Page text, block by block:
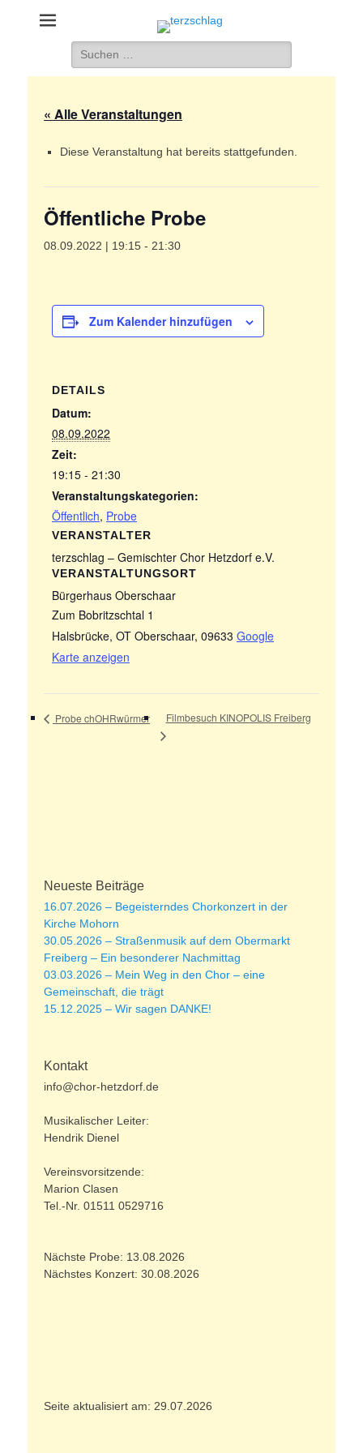
terzschlag
Gemischter Chor Hetzdorf e. V.
Suche
nach:
« Alle Veranstaltungen
Diese Veranstaltung hat bereits stattgefunden.
Öffentliche Probe
08.09.2022 | 19:15 - 21:30
Zum Kalender hinzufügen
DETAILS
Datum:
08.09.2022
Zeit:
19:15 - 21:30
Veranstaltungskategorien:
Öffentlich, Probe
VERANSTALTUNGSORT
Bürgerhaus Oberschaar
Zum Bobritzschtal 1
Halsbrücke, OT Oberschaar, 09633 Google
Karte anzeigen
VERANSTALTER
terzschlag – Gemischter Chor Hetzdorf e.V.
Probe chOHRwürmer Filmbesuch KINOPOLIS Freiberg
Neueste Beiträge
16.07.2026 – Begeisterndes Chorkonzert in der
Kirche Mohorn
30.05.2026 – Straßenmusik auf dem Obermarkt
Freiberg – Ein besonderer Nachmittag
03.03.2026 – Mein Weg in den Chor – eine
Gemeinschaft, die trägt
15.12.2025 – Wir sagen DANKE!
Kontakt
info@chor-hetzdorf.de
Musikalischer Leiter:
Hendrik Dienel
Vereinsvorsitzende:
Marion Clasen
Tel.-Nr. 01511 0529716
Nächste Probe: 13.08.2026
Nächstes Konzert: 30.08.2026
Seite aktualisiert am: 29.07.2026